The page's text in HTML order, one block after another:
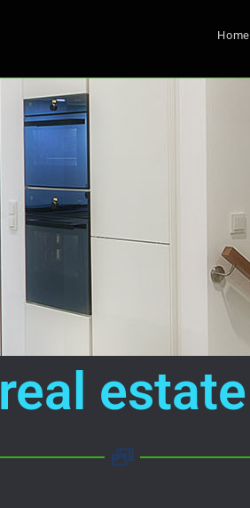
Home
real estate